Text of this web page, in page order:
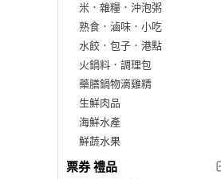
米．雜糧．沖泡粥
熟食．滷味．小吃
水餃．包子．港點
火鍋料．調理包
藥膳鍋物滴雞精
生鮮肉品
海鮮水產
鮮蔬水果
票券 禮品